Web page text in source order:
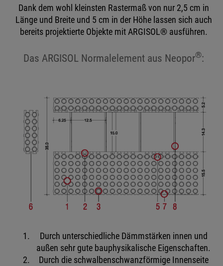
Dank dem wohl kleinsten Rastermaß von nur 2,5 cm in
Länge und Breite und 5 cm in der Höhe lassen sich auch
bereits projektierte Objekte mit ARGISOL® ausführen.
Das ARGISOL Normalelement aus Neopor®:
Durch unterschiedliche Dämmstärken innen und
außen sehr gute bauphysikalische Eigenschaften.
Durch die schwalbenschwanzförmige Innenseite